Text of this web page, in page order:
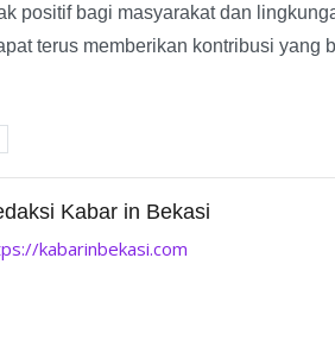
positif bagi masyarakat dan
terus memberikan kontribusi yang
Kabar in Bekasi
kabarinbekasi.com